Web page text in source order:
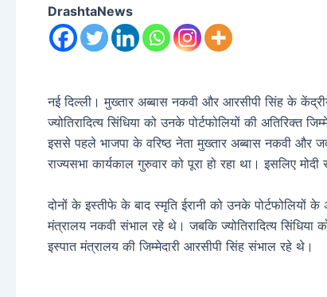
DrashtaNews
नई दिल्ली। मुख्तार अब्बास नकवी और आरसीपी सिंह के
ज्योतिरादित्य सिंधिया को उनके पोर्टफोलियों की अतिरिक्त
इससे पहले भाजपा के वरिष्ठ नेता मुख्तार अब्बास नकवी और
राज्यसभा कार्यकाल गुरुवार को पूरा हो रहा था। इसलिए
दोनों के इस्तीफे के बाद स्मृति ईरानी को उनके
मंत्रालय नकवी संभाल रहे थे। जबकि ज्योतिरादित्य सिंधिया
इस्पात मंत्रालय की जिम्मेदारी आरसीपी सिंह संभाल रहे थे।